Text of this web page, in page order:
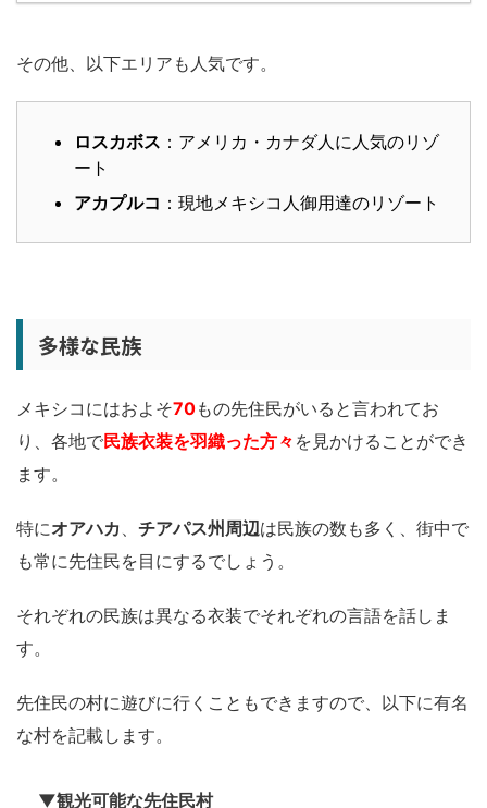
その他、以下エリアも人気です。
ロスカボス ：アメリカ・カナダ人に人気のリゾ
ート
アカプルコ ：現地メキシコ人御用達のリゾート
多様な民族
メキシコにはおよそ70もの先住民がいると言われてお
り、各地で民族衣装を羽織った方々 を見かけることができ
ます。
特にオアハカ チアパス州周辺は民族の数も多く、街中で
も常に先住民を目にするでしょう。
それぞれの民族は異なる衣装でそれぞれの言語を話しま
す。
先住民の村に遊びに行くこともできますので、以下に有名
な村を記載します。
▼観光可能な先住民村